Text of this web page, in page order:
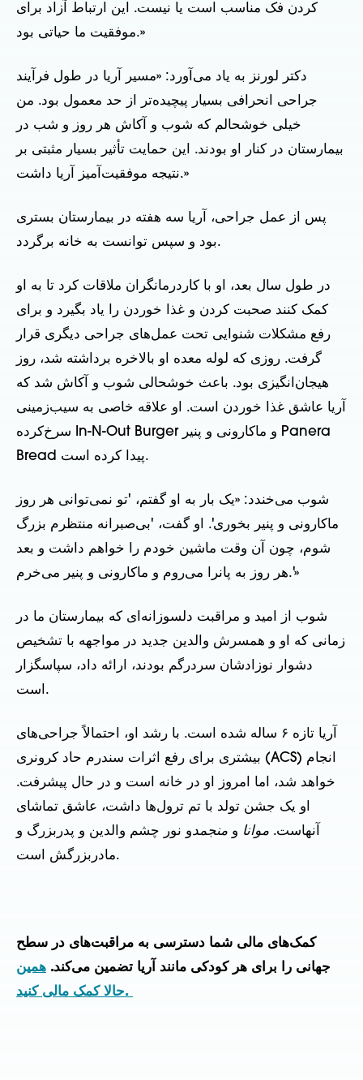
کردن فک مناسب است یا نیست. این ارتباط آزاد برای
موفقیت ما حیاتی بود.»
دکتر لورنز به یاد می‌آورد: «مسیر آریا در طول فرآیند
جراحی انحرافی بسیار پیچیده‌تر از حد معمول بود. من
خیلی خوشحالم که شوب و آکاش هر روز و شب در
بیمارستان در کنار او بودند. این حمایت تأثیر بسیار مثبتی بر
نتیجه موفقیت‌آمیز آریا داشت.»
پس از عمل جراحی، آریا سه هفته در بیمارستان بستری
بود و سپس توانست به خانه برگردد.
در طول سال بعد، او با کاردرمانگران ملاقات کرد تا به او
کمک کنند صحبت کردن و غذا خوردن را یاد بگیرد و برای
رفع مشکلات شنوایی تحت عمل‌های جراحی دیگری قرار
گرفت. روزی که لوله معده او بالاخره برداشته شد، روز
هیجان‌انگیزی بود. باعث خوشحالی شوب و آکاش شد که
آریا عاشق غذا خوردن است. او علاقه خاصی به سیب‌زمینی
سرخ‌کرده In-N-Out Burger و ماکارونی و پنیر Panera
Bread پیدا کرده است.
شوب می‌خندد: «یک بار به او گفتم، 'تو نمی‌توانی هر روز
ماکارونی و پنیر بخوری'. او گفت، 'بی‌صبرانه منتظرم بزرگ
شوم، چون آن وقت ماشین خودم را خواهم داشت و بعد
هر روز به پانرا می‌روم و ماکارونی و پنیر می‌خرم.'»
شوب از امید و مراقبت دلسوزانه‌ای که بیمارستان ما در
زمانی که او و همسرش والدین جدید در مواجهه با تشخیص
دشوار نوزادشان سردرگم بودند، ارائه داد، سپاسگزار
است.
آریا تازه ۶ ساله شده است. با رشد او، احتمالاً جراحی‌های
بیشتری برای رفع اثرات سندرم حاد کرونری (ACS) انجام
خواهد شد، اما امروز او در خانه است و در حال پیشرفت.
او یک جشن تولد با تم ترول‌ها داشت، عاشق تماشای
آنهاست. موانا و منجمدو نور چشم والدین و پدربزرگ و
مادربزرگش است.
کمک‌های مالی شما دسترسی به مراقبت‌های در سطح
جهانی را برای هر کودکی مانند آریا تضمین می‌کند. همین
حالا کمک مالی کنید.